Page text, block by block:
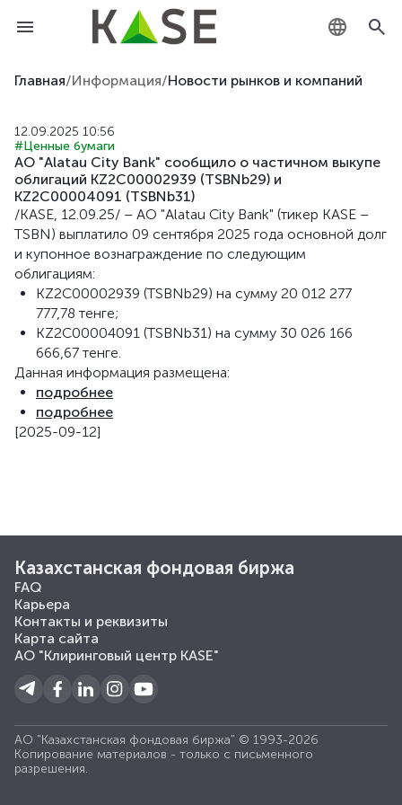
KZ
EN
Главная/Информация/Новости рынков и компаний
12.09.2025 10:56
#Ценные бумаги
АО "Alatau City Bank" сообщило о частичном выкупе
облигаций KZ2C00002939 (TSВNb29) и
KZ2C00004091 (TSBNb31)
/KASE, 12.09.25/ – АО "Alatau City Bank" (тикер KASE –
TSBN) выплатило 09 сентября 2025 года основной долг
и купонное вознаграждение по следующим
облигациям:
KZ2C00002939 (TSВNb29) на сумму 20 012 277
777,78 тенге;
KZ2C00004091 (TSBNb31) на сумму 30 026 166
666,67 тенге.
Данная информация размещена:
подробнее
подробнее
[2025-09-12]
Казахстанская фондовая биржа
FAQ
Карьера
Контакты и реквизиты
Карта сайта
АО "Клиринговый центр KASE"
АО "Казахстанская фондовая биржа" © 1993-2026
Копирование материалов - только с письменного
разрешения.